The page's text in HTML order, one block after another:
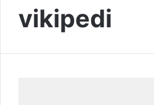
vikipedi